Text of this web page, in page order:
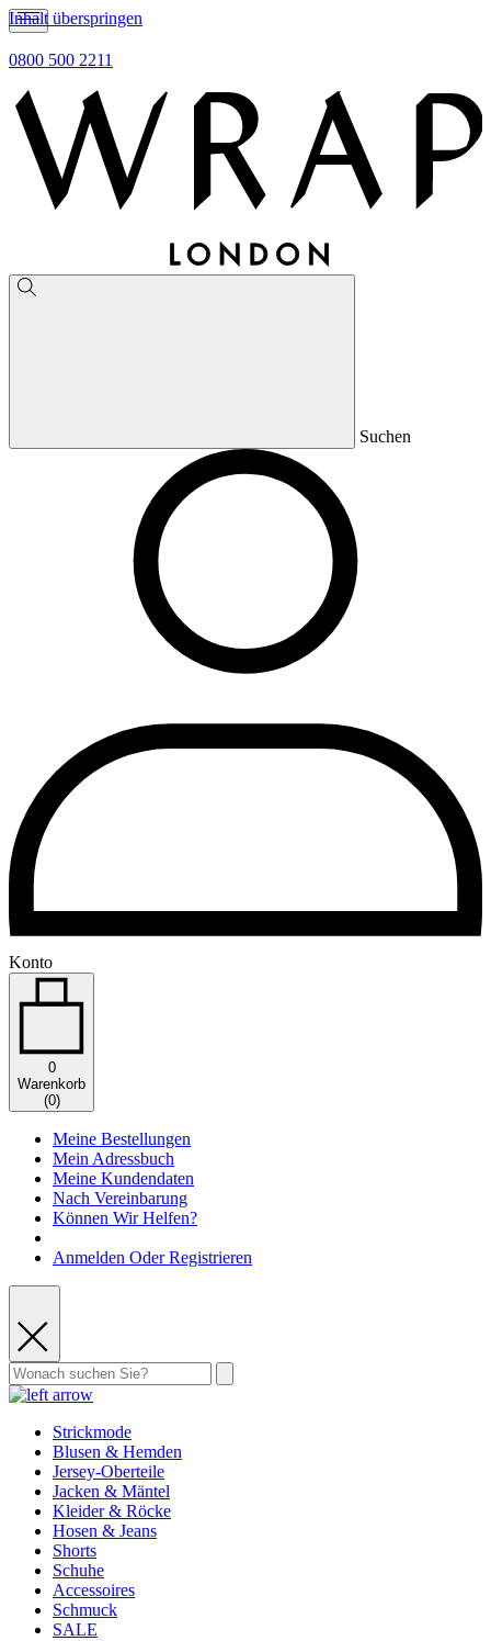
Inhalt überspringen
0800 500 2211
Suchen
Konto
0
Warenkorb
(0)
Meine Bestellungen
Mein Adressbuch
Meine Kundendaten
Nach Vereinbarung
Können Wir Helfen?
Anmelden Oder Registrieren
Strickmode
Blusen & Hemden
Jersey-Oberteile
Jacken & Mäntel
Kleider & Röcke
Hosen & Jeans
Shorts
Schuhe
Accessoires
Schmuck
SALE